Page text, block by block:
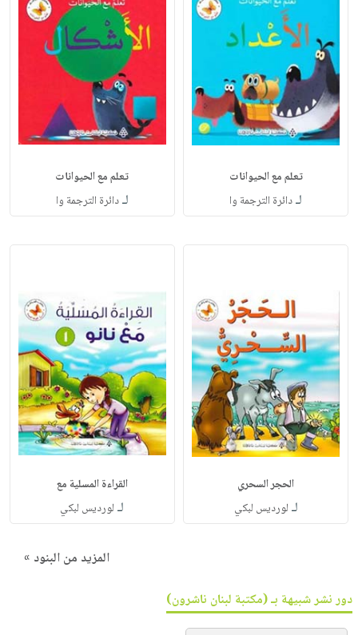
تعلم مع الحيوانات
لـدائرة الترجمة وا
تعلم مع الحيوانات
لـدائرة الترجمة وا
الحجر السحري
لـ لورديس لبكي
القراءة المسلية مع
لـ لورديس لبكي
المزيد من البنود »
دور نشر شبيهة بـ (مكتبة لبنان ناشرون)